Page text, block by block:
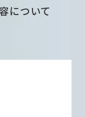
について